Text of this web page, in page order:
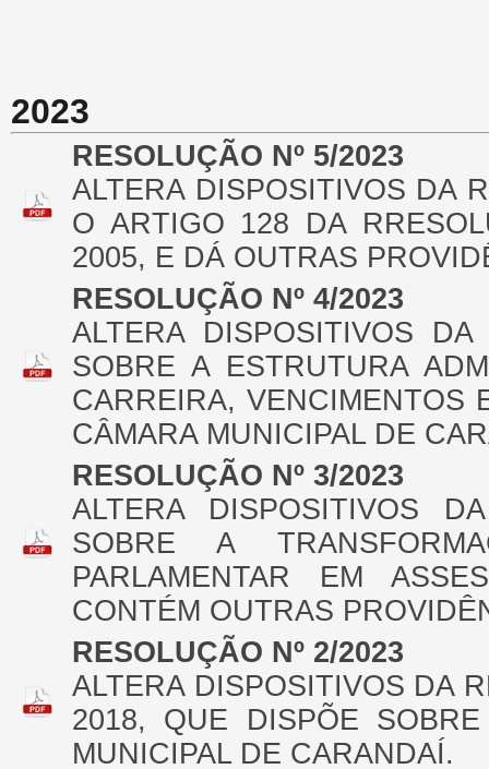
2023
RESOLUÇÃO Nº 5/2023
ALTERA DISPOSITIVOS DA
O ARTIGO 128 DA
2005, E DÁ OUTRAS
RESOLUÇÃO Nº 4/2023
ALTERA DISPOSITIVOS
SOBRE A ESTRUTURA
CARREIRA, VENCIMENTOS
CÂMARA MUNICIPAL DE
RESOLUÇÃO Nº 3/2023
ALTERA DISPOSITIVOS
SOBRE A
PARLAMENTAR EM
CONTÉM OUTRAS
RESOLUÇÃO Nº 2/2023
ALTERA DISPOSITIVOS DA
2018, QUE DISPÕE
MUNICIPAL DE CARANDAÍ.